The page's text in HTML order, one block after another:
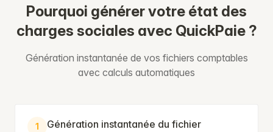
Pourquoi générer votre état des
charges sociales avec QuickPaie ?
Génération instantanée de vos fichiers comptables
avec calculs automatiques
1 Génération instantanée du fichier